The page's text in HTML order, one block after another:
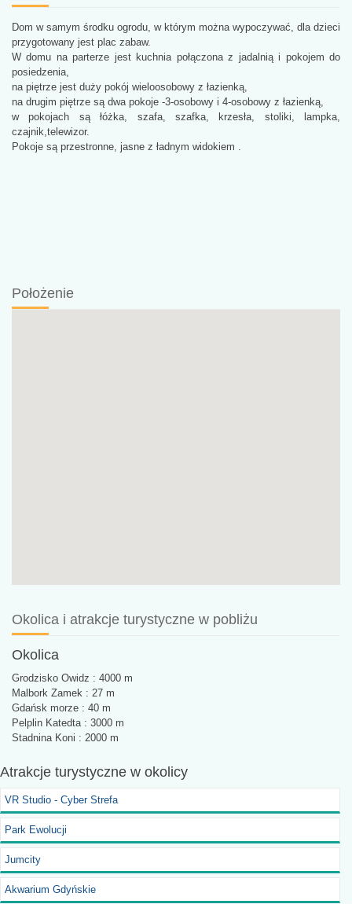
Dom w samym środku ogrodu, w którym można wypoczywać, dla dzieci
przygotowany jest plac zabaw.
W domu na parterze jest kuchnia połączona z jadalnią i pokojem do
posiedzenia,
na piętrze jest duży pokój wieloosobowy z łazienką,
na drugim piętrze są dwa pokoje -3-osobowy i 4-osobowy z łazienką,
w pokojach są łóżka, szafa, szafka, krzesła, stoliki, lampka,
czajnik,telewizor.
Pokoje są przestronne, jasne z ładnym widokiem .
Położenie
Okolica i atrakcje turystyczne w pobliżu
Okolica
Grodzisko Owidz : 4000 m
Malbork Zamek : 27 m
Gdańsk morze : 40 m
Pelplin Katedta : 3000 m
Stadnina Koni : 2000 m
Atrakcje turystyczne w okolicy
VR Studio - Cyber Strefa
Park Ewolucji
Jumcity
Akwarium Gdyńskie